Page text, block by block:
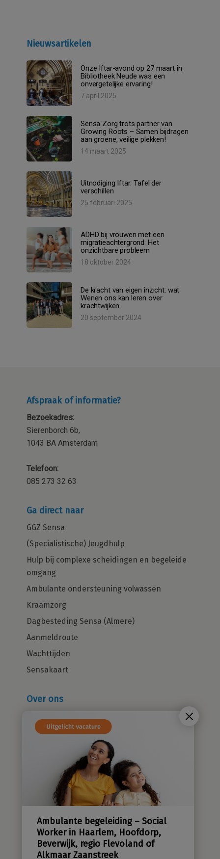
Ambulante begeleiding – Social
Worker in Haarlem, Hoofdorp,
Beverwijk, regio Flevoland of
Alkmaar Zaanstreek
Nieuwsartikelen
Onze Iftar-avond op 27 maart in
Bibliotheek Neude was een
onvergetelijke ervaring!
7 april 2025
Sensa Zorg trots partner van
Growing Roots – Samen bijdragen
aan groene, veilige plekken!
14 maart 2025
Uitnodiging Iftar: Tafel der
verschillen
25 februari 2025
ADHD bij vrouwen met een
migratieachtergrond: Het
onzichtbare probleem
18 oktober 2024
De kracht van eigen inzicht: wat
Wenen ons kan leren over
krachtwijken
20 september 2024
Afspraak of informatie?
Bezoekadres:
Sierenborch 6b,
1043 BA Amsterdam
Telefoon:
085 273 32 63
Ga direct naar
GGZ Sensa
(Specialistische) Jeugdhulp
Hulp bij complexe scheidingen en begeleide
omgang
Ambulante ondersteuning volwassen
Kraamzorg
Dagbesteding Sensa (Almere)
Aanmeldroute
Wachttijden
Sensakaart
Over ons
Cliëntenraad
Sensatieve methodiek
Groene zorg
Stichting Sensa
Contact